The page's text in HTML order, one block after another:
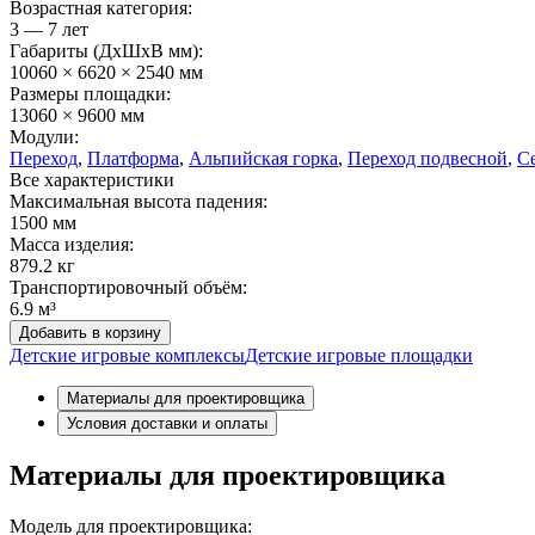
Возрастная категория:
3 — 7 лет
Габариты (ДхШxВ мм):
10060 × 6620 × 2540 мм
Размеры площадки:
13060 × 9600 мм
Модули:
Переход, Платформа, Альпийская горка, Переход подвесной,
Все характеристики
Максимальная высота падения:
1500 мм
Масса изделия:
879.2 кг
Транспортировочный объём:
6.9 м³
Добавить в корзину
Детские игровые комплексыДетские игровые площадки
Материалы для проектировщика
Условия доставки и оплаты
Материалы для проектировщика
Модель для проектировщика: